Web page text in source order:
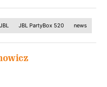
JBL JBL PartyBox 520 news